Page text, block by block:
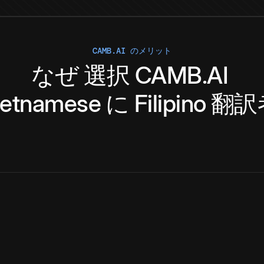
CAMB.AI のメリット
なぜ選択 CAMB.AI
に Filipino 翻訳